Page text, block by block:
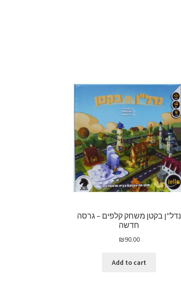
נדל"ן בקטן משחק קלפים – גרסה
חדשה
₪90.00
Add to cart